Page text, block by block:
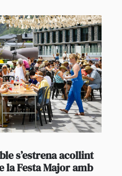
s’estrena acollint
la Festa Major amb